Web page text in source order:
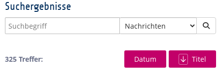
Suchergebnisse
325 Treffer: Datum Titel